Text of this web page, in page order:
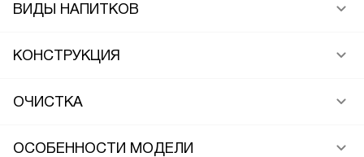
ВИДЫ НАПИТКОВ
КОНСТРУКЦИЯ
ОЧИСТКА
ОСОБЕННОСТИ МОДЕЛИ